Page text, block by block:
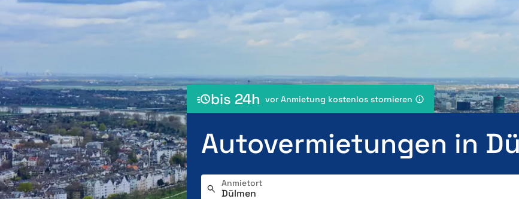
bis 24h vor Anmietung kostenlos stornieren
Autovermietungen in
Anmietort